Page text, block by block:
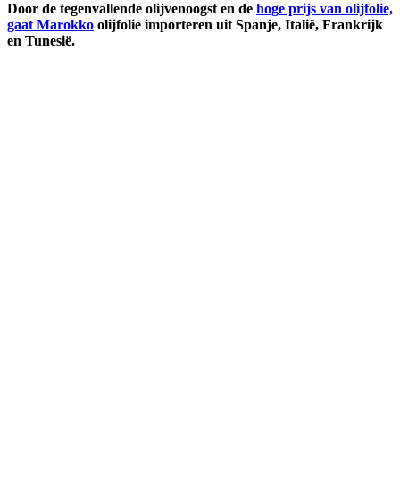
Door de tegenvallende olijvenoogst en de hoge prijs van olijfolie,
gaat Marokko olijfolie importeren uit Spanje, Italië, Frankrijk
en Tunesië.